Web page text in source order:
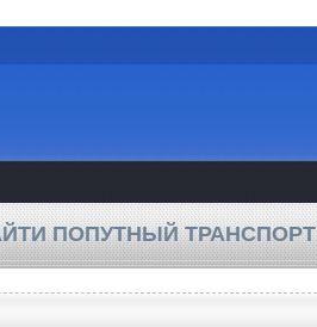
ПОПУТНЫЙ ТРАНСПОРТ